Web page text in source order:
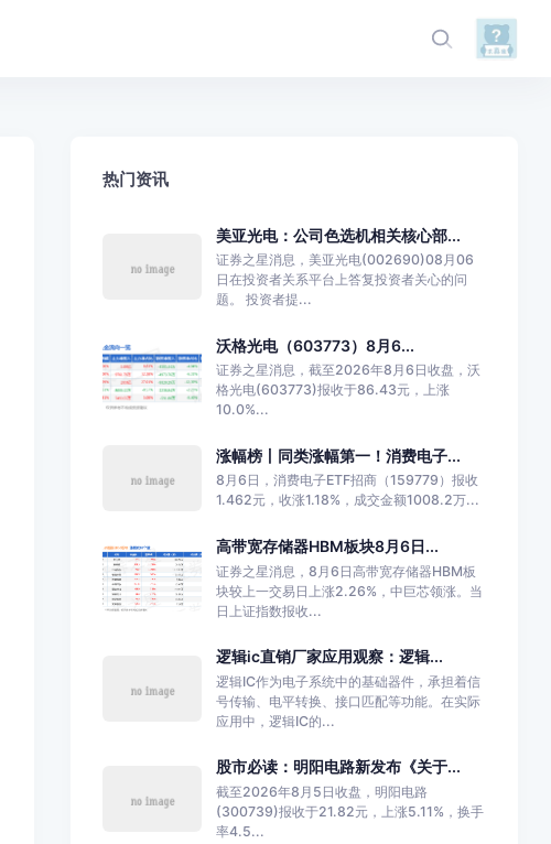
热门资讯
美亚光电：公司色选机相关核心部...
证券之星消息，美亚光电(002690)08月06
日在投资者关系平台上答复投资者关心的问
题。 投资者提...
沃格光电（603773）8月6...
证券之星消息，截至2026年8月6日收盘，沃
格光电(603773)报收于86.43元，上涨
10.0%...
涨幅榜丨同类涨幅第一！消费电子...
8月6日，消费电子ETF招商（159779）报收
1.462元，收涨1.18%，成交金额1008.2万...
高带宽存储器HBM板块8月6日...
证券之星消息，8月6日高带宽存储器HBM板
块较上一交易日上涨2.26%，中巨芯领涨。当
日上证指数报收...
逻辑ic直销厂家应用观察：逻辑...
逻辑IC作为电子系统中的基础器件，承担着信
号传输、电平转换、接口匹配等功能。在实际
应用中，逻辑IC的...
股市必读：明阳电路新发布《关于...
截至2026年8月5日收盘，明阳电路
(300739)报收于21.82元，上涨5.11%，换手
率4.5...